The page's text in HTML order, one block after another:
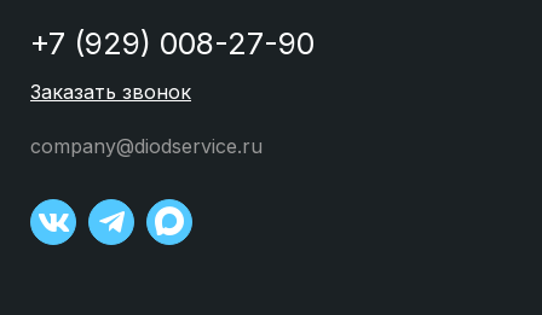
+7 (929) 008-27-90
Заказать звонок
company@diodservice.ru